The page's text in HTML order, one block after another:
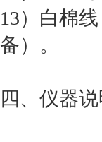
13）白棉
备）。
四、仪器